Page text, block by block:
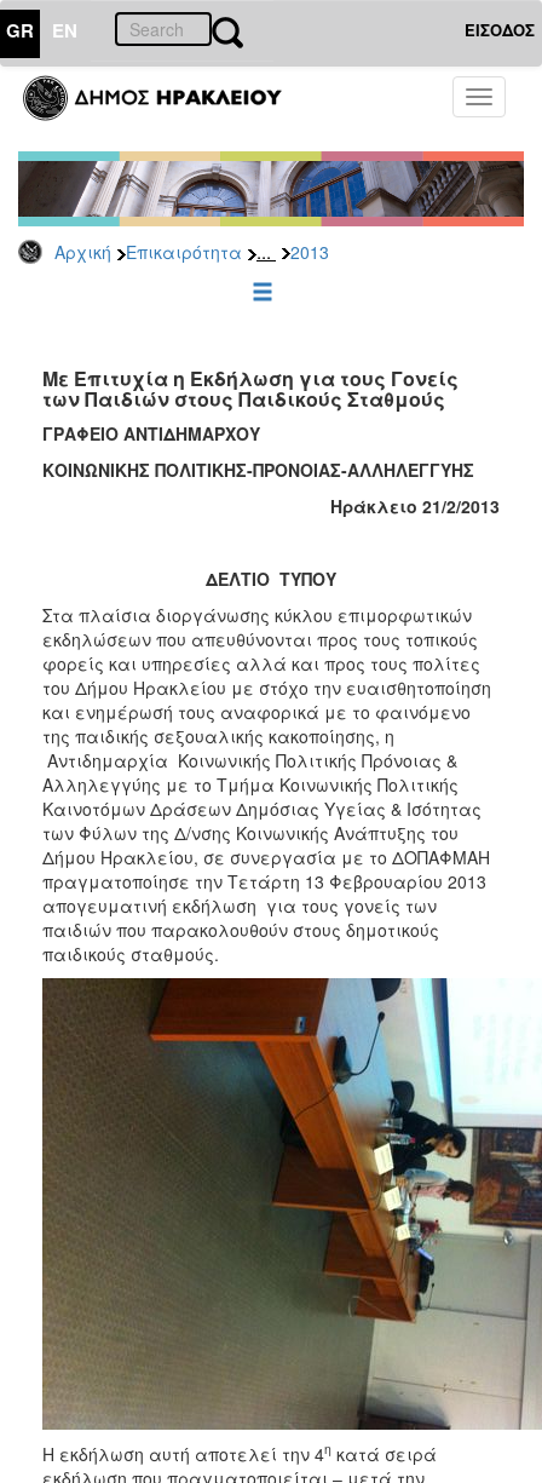
GR EN ΕΙΣΟΔΟΣ
Toggle
Αρχική Επικαιρότητα ... 2013
ΕΠΙΚΑΙΡΟΤΗΤΑ
Τύπου
Αρχείο
2026
2025
2022
2021
2020
2019
2015
2013
2012
2011
2010
2006
ΔΗΜΟΤΗΣ
ΕΠΙΣΚΕΠΤΗΣ
ΗΡΑΚΛΕΙΟ
Με Επιτυχία η Εκδήλωση για τους Γονείς
των Παιδιών στους Παιδικούς Σταθμούς
ΓΡΑΦΕΙΟ ΑΝΤΙΔΗΜΑΡΧΟΥ
ΚΟΙΝΩΝΙΚΗΣ ΠΟΛΙΤΙΚΗΣ-ΠΡΟΝΟΙΑΣ-ΑΛΛΗΛΕΓΓΥΗΣ
Ηράκλειο 21/2/2013
ΔΕΛΤΙΟ ΤΥΠΟΥ
Στα πλαίσια διοργάνωσης κύκλου επιμορφωτικών
εκδηλώσεων που απευθύνονται προς τους τοπικούς
φορείς και υπηρεσίες αλλά και προς τους πολίτες
του Δήμου Ηρακλείου με στόχο την ευαισθητοποίηση
και ενημέρωσή τους αναφορικά με το φαινόμενο
της παιδικής σεξουαλικής κακοποίησης, η
Αντιδημαρχία Κοινωνικής Πολιτικής Πρόνοιας &
Αλληλεγγύης με το Τμήμα Κοινωνικής Πολιτικής
Καινοτόμων Δράσεων Δημόσιας Υγείας & Ισότητας
των Φύλων της Δ/νσης Κοινωνικής Ανάπτυξης του
Δήμου Ηρακλείου, σε συνεργασία με το ΔΟΠΑΦΜΑΗ
πραγματοποίησε την Τετάρτη 13 Φεβρουαρίου 2013
απογευματινή εκδήλωση για τους γονείς των
παιδιών που παρακολουθούν στους δημοτικούς
παιδικούς σταθμούς.
Η εκδήλωση αυτή αποτελεί την 4η κατά σειρά
εκδήλωση που πραγματοποιείται – μετά την